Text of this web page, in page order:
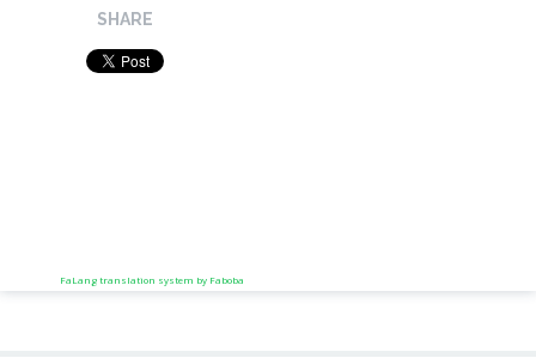
SHARE
FaLang translation system by Faboba